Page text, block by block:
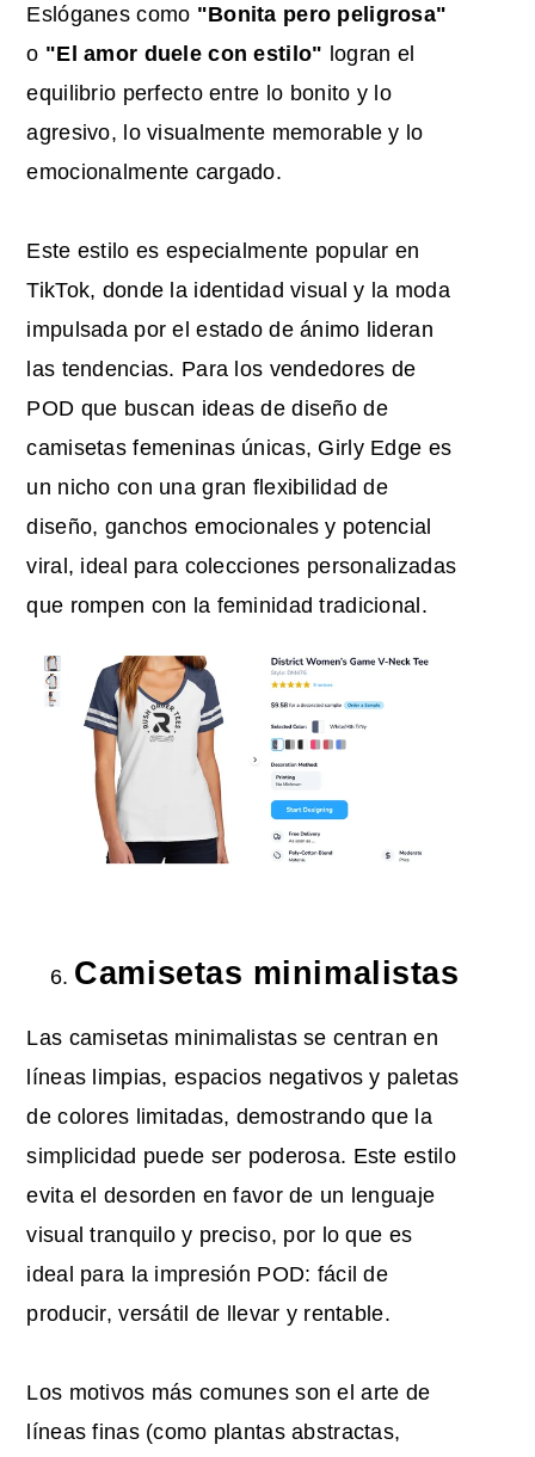
Eslóganes como "Bonita pero peligrosa"
o "El amor duele con estilo" logran el
equilibrio perfecto entre lo bonito y lo
agresivo, lo visualmente memorable y lo
emocionalmente cargado.
Este estilo es especialmente popular en
TikTok, donde la identidad visual y la moda
impulsada por el estado de ánimo lideran
las tendencias. Para los vendedores de
POD que buscan ideas de diseño de
camisetas femeninasúnicas, Girly Edge es
un nicho con una gran flexibilidad de
diseño, ganchos emocionales y potencial
viral, ideal para colecciones personalizadas
que rompen con la feminidad tradicional.
Camisetas minimalistas
Las camisetas minimalistas se centran en
líneas limpias, espacios negativos y paletas
de colores limitadas, demostrando que la
simplicidad puede ser poderosa. Este estilo
evita el desorden en favor de un lenguaje
visual tranquilo y preciso, por lo que es
ideal para la impresión POD: fácil de
producir, versátil de llevar y rentable.
Los motivos más comunes son el arte de
líneas finas (como plantas abstractas,